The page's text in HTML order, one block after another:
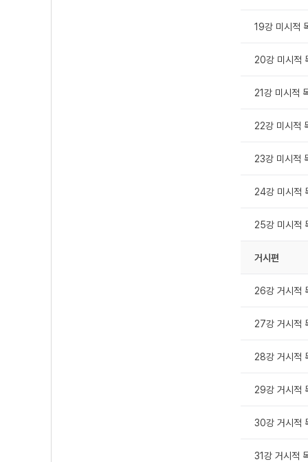
19강 미시적
20강 미시적
21강 미시적
22강 미시적
23강 미시적
24강 미시적
25강 미시적
거시편
26강 거시적
27강 거시적
28강 거시적
29강 거시적
30강 거시적
31강 거시적